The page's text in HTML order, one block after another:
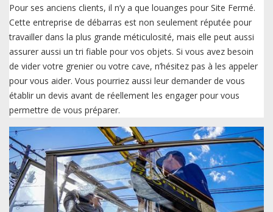
Pour ses anciens clients, il n’y a que louanges pour Site Fermé.
Cette entreprise de débarras est non seulement réputée pour
travailler dans la plus grande méticulosité, mais elle peut aussi
assurer aussi un tri fiable pour vos objets. Si vous avez besoin
de vider votre grenier ou votre cave, n’hésitez pas à les appeler
pour vous aider. Vous pourriez aussi leur demander de vous
établir un devis avant de réellement les engager pour vous
permettre de vous préparer.